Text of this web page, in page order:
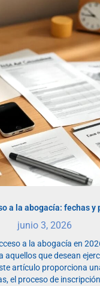
a la abogacía: fechas y
junio 3, 2026
a la abogacía en
aquellos que desean
artículo proporciona
el proceso de